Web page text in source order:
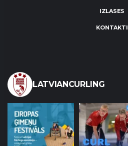
IZLASES
KONTAKTI
LATVIANCURLING